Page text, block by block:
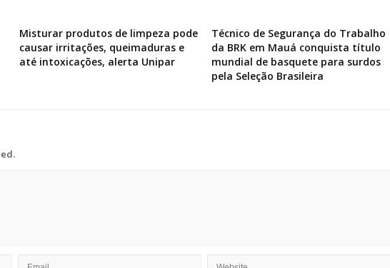
Misturar produtos de limpeza pode
causar irritações, queimaduras e
até intoxicações, alerta Unipar
Técnico de Segurança do Trabalho
da BRK em Mauá conquista título
mundial de basquete para surdos
pela Seleção Brasileira